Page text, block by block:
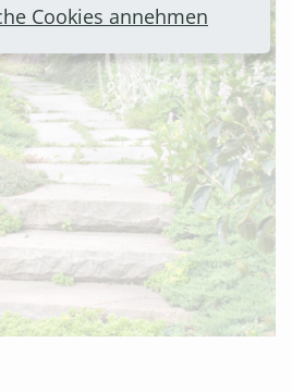
Cookies annehmen